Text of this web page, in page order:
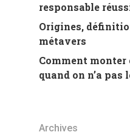
responsable
Origines,
métavers
Comment monter
quand on n’a pas
Archives